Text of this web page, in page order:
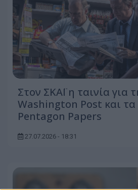
Στον ΣΚΑΪ η ταινία για
Washington Post και
Pentagon Papers
27.07.2026 - 18:31